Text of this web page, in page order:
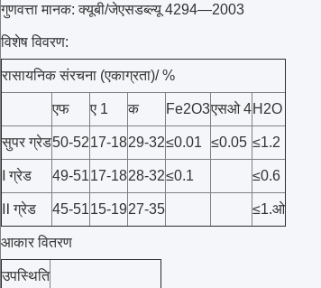
गुणवत्ता मानक: क्यूबी/जेएसडब्ल्यू 4294—2003
विशेष विवरण:
रासायनिक संरचना (एकाग्रता)/ %
एफ ए 1 क Fe2O3एसओ 4H2O
सुपर ग्रेड50-5217-1829-32≤0.01 ≤0.05 ≤1.2
Ⅰ ग्रेड 49-5117-1828-32≤0.1 ≤0.6
Ⅱ ग्रेड 45-5115-1927-35 ≤1.ओ
आकार वितरण
उपस्थिति